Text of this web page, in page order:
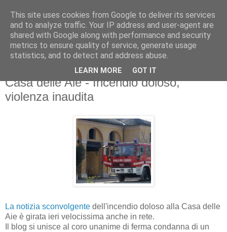
venerdì 27 marzo 2009
Casa delle Aie - Incendio doloso,
violenza inaudita
La notizia sconvolgente dell'incendio doloso alla Casa delle
Aie è girata ieri velocissima anche in rete.
Il blog si unisce al coro unanime di ferma condanna di un
This site uses cookies from Google to deliver its services
and to analyze traffic. Your IP address and user-agent are
shared with Google along with performance and security
metrics to ensure quality of service, generate usage
statistics, and to detect and address abuse.
LEARN MORE GOT IT